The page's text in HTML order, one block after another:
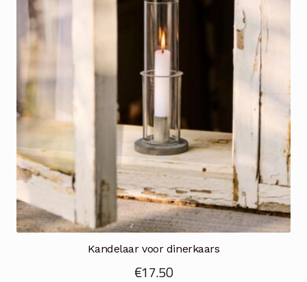
Kandelaar voor dinerkaars
€17.50